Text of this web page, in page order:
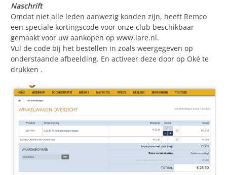
Naschrift
Omdat niet alle leden aanwezig konden zijn, heeft Remco
een speciale kortingscode voor onze club beschikbaar
gemaakt voor uw aankopen op www.lare.nl.
Vul de code bij het bestellen in zoals weergegeven op
onderstaande afbeelding. En activeer deze door op Oké te
drukken .